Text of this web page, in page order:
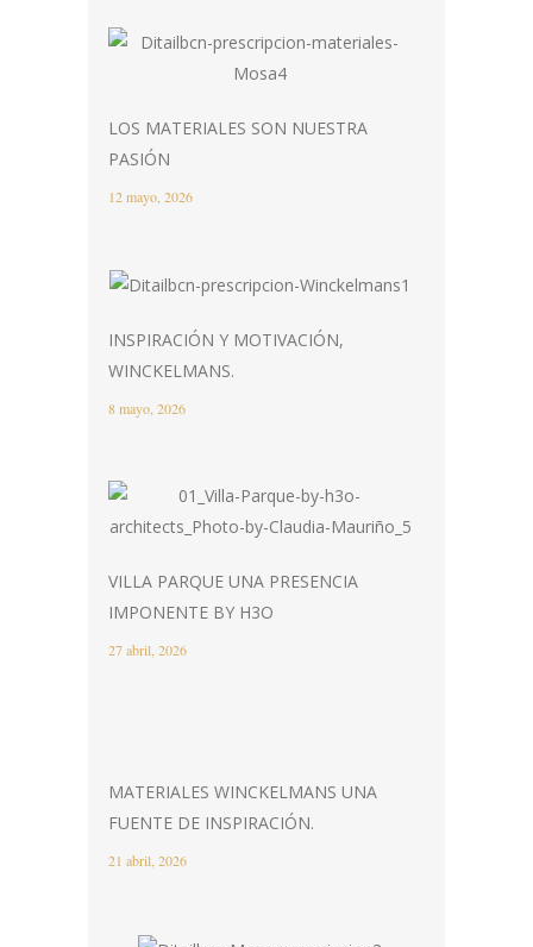
LOS MATERIALES SON NUESTRA
PASIÓN
12 mayo, 2026
INSPIRACIÓN Y MOTIVACIÓN,
WINCKELMANS.
8 mayo, 2026
VILLA PARQUE UNA PRESENCIA
IMPONENTE BY H3O
27 abril, 2026
MATERIALES WINCKELMANS UNA
FUENTE DE INSPIRACIÓN.
21 abril, 2026